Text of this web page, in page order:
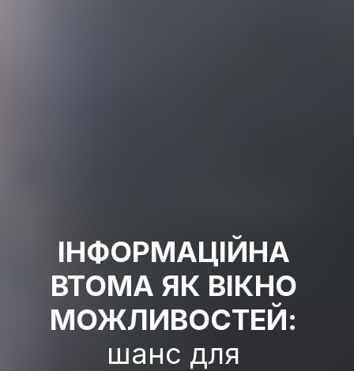
ІНФОРМАЦІЙНА
ВТОМА ЯК ВІКНО
МОЖЛИВОСТЕЙ:
шанс для